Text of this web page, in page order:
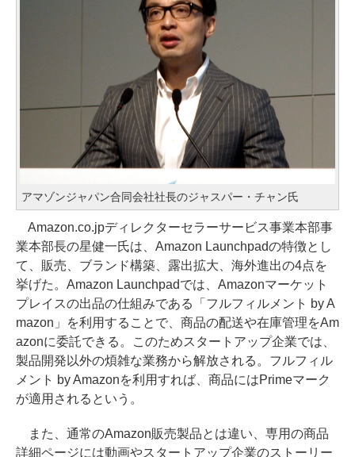
アマゾンジャパン合同会社社長のジャスパー・チャン氏
Amazon.co.jpディレクターセラーサービス事業本部事
業本部長の星健一氏は、Amazon Launchpadの特徴とし
て、販売、ブランド構築、露出拡大、海外進出の4点を
挙げた。Amazon Launchpadでは、Amazonマーケット
プレイスの出品の仕組みである「フルフィルメント by A
mazon」を利用することで、商品の配送や在庫管理をAm
azonに委託できる。このためスタートアップ企業では、
製品開発以外の煩雑な業務から解放される。フルフィル
メント by Amazonを利用すれば、商品にはPrimeマーク
が適用されるという。
また、通常のAmazon販売製品とは違い、専用の商品
詳細ページには動画やスタートアップ企業のストーリー